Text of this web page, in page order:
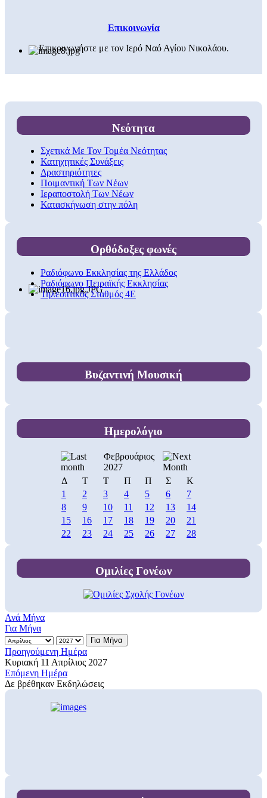
Επικοινωνία
Επικοινωνήστε με τον Ιερό Ναό Αγίου Νικολάου.
Νεότητα
Σχετικά Με Τον Τομέα Νεότητας
Κατηχητικές Συνάξεις
Δραστηριότητες
Ποιμαντική Των Νέων
Ιεραποστολή Των Νέων
Κατασκήνωση στην πόλη
Ορθόδοξες φωνές
Ραδιόφωνο Εκκλησίας της Ελλάδος
Ραδιόφωνο Πειραϊκής Εκκλησίας
Τηλεοπτικός Σταθμός 4Ε
Βυζαντινή Μουσική
Ημερολόγιο
Φεβρουάριος
2027
Δ
Τ Τ Π Π Σ
Κ
1
2 3 4 5 6
7
8
9 10 11 12 13
14
15
16 17 18 19 20
21
22
23 24 25 26 27 28
Ομιλίες Γονέων
Ανά Μήνα
Για Μήνα
Για Μήνα
Προηγούμενη Ημέρα
Κυριακή 11 Απρίλιος 2027
Επόμενη Ημέρα
Δε βρέθηκαν Εκδηλώσεις